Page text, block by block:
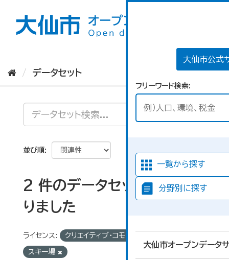
大仙市公式
フリーワード検索
一覧から探す
分野別に探す
大仙市オープンデータ
データセット
並び順
2 件のデータセットが見つか
りました
ライセンス: クリエイティブ・コモンズ 表示
スキー場